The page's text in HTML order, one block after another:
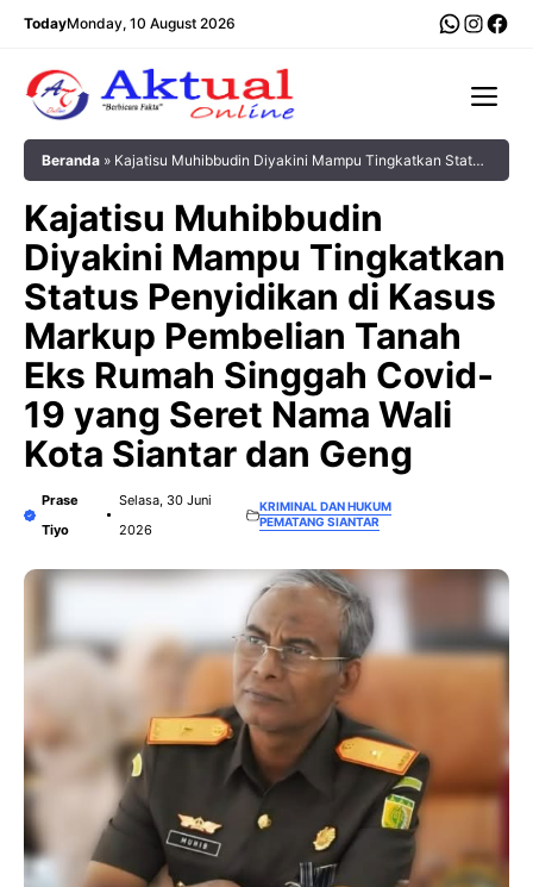
Langsung
TodayMonday, 10 August 2026
Beranda » Kajatisu Muhibbudin Diyakini Mampu Tingkatkan Status
Covid-19 yang Seret Nama Wali Kota Siantar dan Geng
Kajatisu Muhibbudin
Diyakini Mampu Tingkatkan
Status Penyidikan di Kasus
Markup Pembelian Tanah
Eks Rumah Singgah Covid-
19 yang Seret Nama Wali
Kota Siantar dan Geng
Prase
Tiyo
Selasa, 30 Juni
2026
KRIMINAL DAN HUKUM
PEMATANG SIANTAR